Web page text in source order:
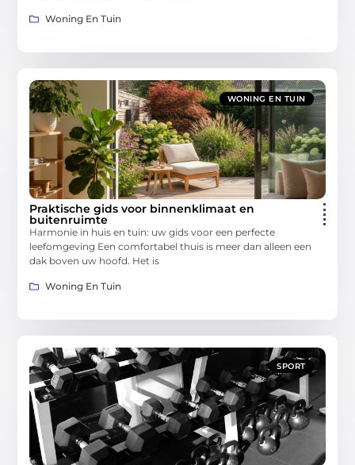
Woning En Tuin
WONING EN TUIN
Praktische gids voor binnenklimaat en
buitenruimte
Harmonie in huis en tuin: uw gids voor een perfecte
leefomgeving Een comfortabel thuis is meer dan alleen een
dak boven uw hoofd. Het is
Woning En Tuin
SPORT